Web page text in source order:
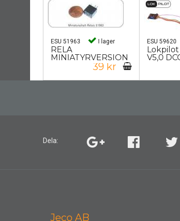
ESU 51963 I lager
RELÄ
MINIATYRVERSION
39 kr
ESU 59620
V5,0
Dela:
Jeco AB